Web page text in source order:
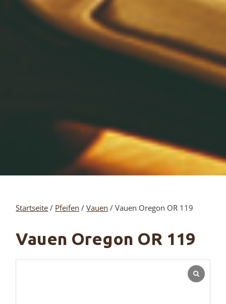
Startseite / Pfeifen /Vauen / Vauen Oregon OR 119
Vauen Oregon OR 119